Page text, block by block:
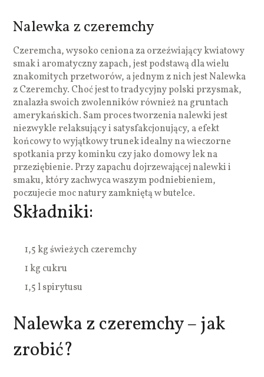
Nalewka z czeremchy
Czeremcha, wysoko ceniona za orzeźwiający kwiatowy
smak i aromatyczny zapach, jest podstawą dla wielu
znakomitych przetworów, a jednym z nich jest Nalewka
z Czeremchy. Choć jest to tradycyjny polski przysmak,
znalazła swoich zwolenników również na gruntach
amerykańskich. Sam proces tworzenia nalewki jest
niezwykle relaksujący i satysfakcjonujący, a efekt
końcowy to wyjątkowy trunek idealny na wieczorne
spotkania przy kominku czy jako domowy lek na
przeziębienie. Przy zapachu dojrzewającej nalewki i
smaku, który zachwyca waszym podniebieniem,
poczujecie moc natury zamkniętą w butelce.
Składniki:
1,5 kg świeżych czeremchy
1 kg cukru
1,5 l spirytusu
Nalewka z czeremchy – jak
zrobić?